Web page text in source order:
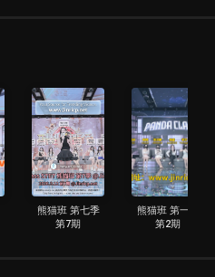
熊猫班 第七季
第7期
熊猫班 第一季
第2期